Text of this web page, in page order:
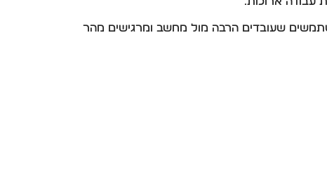
שעובדים הרבה מול מחשב ומרגישים מהר